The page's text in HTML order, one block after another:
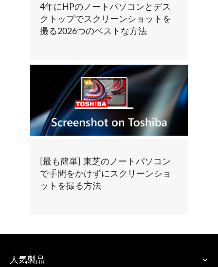
4年にHPのノートパソコンとデス
クトップでスクリーンショットを
撮る2026つのベストな方法
[最も簡単] 東芝のノートパソコン
で手間をかけずにスクリーンショ
ットを撮る方法
人気製品